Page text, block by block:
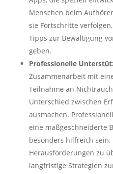
Menschen beim
sie Fortschritte
Tipps zur Bewältigung
geben.
Professionelle
Zusammenarbeit mit
Teilnahme an
Unterschied zwischen
ausmachen.
eine maßgeschneiderte
besonders hilfreich
Herausforderungen zu
langfristige Strategien